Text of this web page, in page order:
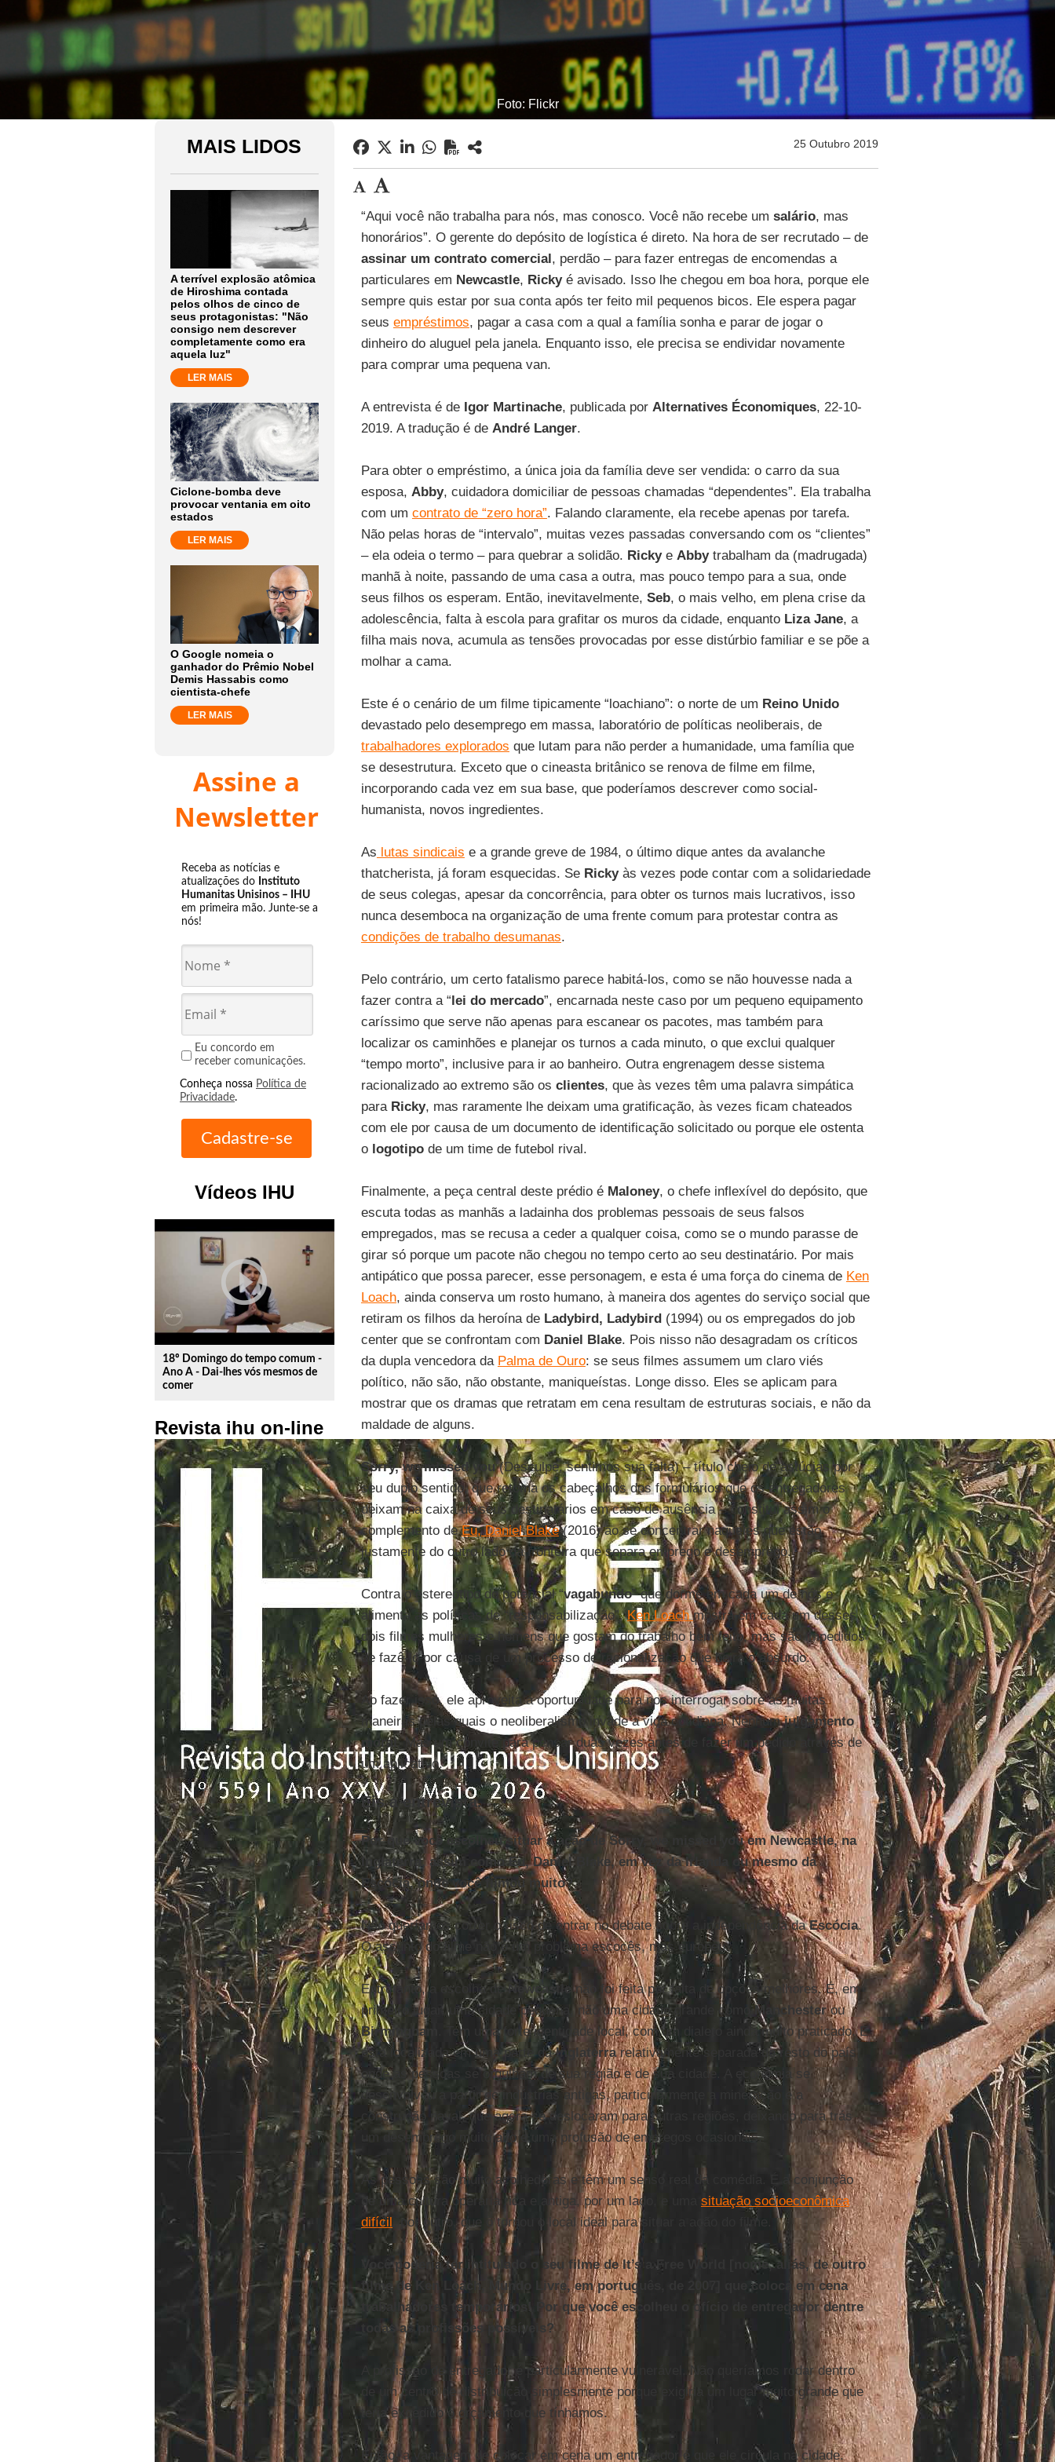
Foto: Flickr
MAIS LIDOS
A terrível explosão atômica
de Hiroshima contada
pelos olhos de cinco de
seus protagonistas: "Não
consigo nem descrever
completamente como era
aquela luz"
LER MAIS
Ciclone-bomba deve
provocar ventania em oito
estados
LER MAIS
O Google nomeia o
ganhador do Prêmio Nobel
Demis Hassabis como
cientista-chefe
LER MAIS
Assine a
Newsletter
Receba as notícias e
atualizações do Instituto
Humanitas Unisinos – IHU
em primeira mão. Junte-se a
nós!
Eu concordo em
receber comunicações.
Conheça nossa Política de
Privacidade.
Vídeos IHU
play_circle_outline
18º Domingo do tempo comum -
Ano A - Dai-lhes vós mesmos de
comer
Revista ihu on-line
25 Outubro 2019
“Aqui você não trabalha para nós, mas conosco. Você não recebe um salário, mas
honorários”. O gerente do depósito de logística é direto. Na hora de ser recrutado – de
assinar um contrato comercial, perdão – para fazer entregas de encomendas a
particulares em Newcastle, Rickyé avisado. Isso lhe chegou em boa hora, porque ele
sempre quis estar por sua conta após ter feito mil pequenos bicos. Ele espera pagar
seus empréstimos, pagar a casa com a qual a família sonha e parar de jogar o
dinheiro do aluguel pela janela. Enquanto isso, ele precisa se endividar novamente
para comprar uma pequena van.
A entrevista é de Igor Martinache, publicada por Alternatives Économiques, 22-10-
2019. A tradução é de André Langer.
Para obter o empréstimo, a única joia da família deve ser vendida: o carro da sua
esposa, Abby, cuidadora domiciliar de pessoas chamadas “dependentes”. Ela trabalha
com um contrato de “zero hora”. Falando claramente, ela recebe apenas por tarefa.
Não pelas horas de “intervalo”, muitas vezes passadas conversando com os “clientes”
– ela odeia o termo – para quebrar a solidão. Rickye Abbytrabalham da (madrugada)
manhã à noite, passando de uma casa a outra, mas pouco tempo para a sua, onde
seus filhos os esperam. Então, inevitavelmente, Seb, o mais velho, em plena crise da
adolescência, falta à escola para grafitar os muros da cidade, enquanto Liza Jane, a
filha mais nova, acumula as tensões provocadas por esse distúrbio familiar e se põe a
molhar a cama.
Este é o cenário de um filme tipicamente “loachiano”: o norte de um Reino Unido
devastado pelo desemprego em massa, laboratório de políticas neoliberais, de
trabalhadores explorados que lutam para não perder a humanidade, uma família que
se desestrutura. Exceto que o cineasta britânico se renova de filme em filme,
incorporando cada vez em sua base, que poderíamos descrever como social-
humanista, novos ingredientes.
As lutas sindicais e a grande greve de 1984, o último dique antes da avalanche
thatcherista, já foram esquecidas. Se Rickyàs vezes pode contar com a solidariedade
de seus colegas, apesar da concorrência, para obter os turnos mais lucrativos, isso
nunca desemboca na organização de uma frente comum para protestar contra as
condições de trabalho desumanas.
Pelo contrário, um certo fatalismo parece habitá-los, como se não houvesse nada a
fazer contra a “lei do mercado”, encarnada neste caso por um pequeno equipamento
caríssimo que serve não apenas para escanear os pacotes, mas também para
localizar os caminhões e planejar os turnos a cada minuto, o que exclui qualquer
“tempo morto”, inclusive para ir ao banheiro. Outra engrenagem desse sistema
racionalizado ao extremo são os clientes, que às vezes têm uma palavra simpática
para Ricky, mas raramente lhe deixam uma gratificação, às vezes ficam chateados
com ele por causa de um documento de identificação solicitado ou porque ele ostenta
ologotipode um time de futebol rival.
Finalmente, a peça central deste prédio é Maloney, o chefe inflexível do depósito, que
escuta todas as manhãs a ladainha dos problemas pessoais de seus falsos
empregados, mas se recusa a ceder a qualquer coisa, como se o mundo parasse de
girar só porque um pacote não chegou no tempo certo ao seu destinatário. Por mais
antipático que possa parecer, esse personagem, e esta é uma força do cinema de Ken
Loach, ainda conserva um rosto humano, à maneira dos agentes do serviço social que
retiram os filhos da heroína de Ladybird, Ladybird(1994) ou os empregados do job
center que se confrontam com Daniel Blake. Pois nisso não desagradam os críticos
da dupla vencedora da Palma de Ouro: se seus filmes assumem um claro viés
político, não são, não obstante, maniqueístas. Longe disso. Eles se aplicam para
mostrar que os dramas que retratam em cena resultam de estruturas sociais, e não da
maldade de alguns.
Sorry, we missed you(Desculpe, sentimos sua falta) – título cheio de astúcias por
seu duplo sentido, que retoma os cabeçalhos dos formulários que os entregadores
deixam na caixa de seus destinatários em caso de ausência – constitui assim o
complemento deEu, Daniel Blake(2016) ao se concentrar naqueles que estão
justamente do outro lado da fronteira que separa emprego e desemprego.
Contra o estereótipo do potencial “vagabundo” que dorme em cada um de nós e
alimenta as políticas de “responsabilização”,Ken Loachmostra em cada um desses
dois filmes mulheres e homens que gostam do trabalho bem feito, mas são impedidos
de fazê-lo por causa de um processo de racionalização que beira o absurdo.
Ao fazer isso, ele aproveita a oportunidade para nos interrogar sobre as muitas
maneiras pelas quais o neoliberalismo invade a vida cotidiana. Nenhumjulgamento
moral. Mas um convite para pensar duas vezes antes de fazer um pedido através de
um aplicativo.
Eis a entrevista.
Por que você escolheu situar a ação de Sorry, we missed you em Newcastle, na
Inglaterra, assim como Eu, Daniel Blake, em vez da Irlanda ou mesmo da
Escócia, onde você filmou muito?
Não queríamos correr o risco de entrar no debate sobre a independência daEscócia.
O assunto do filme não é um problema escocês, mas europeu.
Entretanto, a escolha deNewcastlenão foi feita por falta de opções melhores. É, em
primeiro lugar, uma cidade pequena, não uma cidade grande comoManchesterou
Birmingham
. Tem uma forte identidade local, com um dialeto ainda muito praticado. E
está localizada em uma parte daInglaterrarelativamente separada do resto do país,
onde as pessoas se orgulham de sua região e de sua cidade. A economia se
desenvolveu a partir de indústrias antigas, particularmente a mineração e a
construção naval, que agora se deslocaram para outras regiões, deixando para trás
um desemprego muito alto e uma profusão de empregos ocasionais.
As pessoas são muito acolhedoras e têm um senso real da comédia. É a conjunção
de uma cultura operária rica e antiga, por um lado, e uma situação socioeconômica
difícil , por outro, que o tornou o local ideal para situar a ação do filme.
Você poderia ter intitulado o seu filme de It’s a Free World [nome, aliás, de outro
filme de Ken Loach, Mundo Livre, em português, de 2007] que coloca em cena
trabalhadores temporários! Por que você escolheu o ofício de entregador dentre
todas as profissões possíveis?
A profissão de entregador é particularmente vulnerável. Não queríamos rodar dentro
de um centro de distribuição simplesmente porque exigiria um lugar muito grande que
teria excedido o orçamento que tínhamos.
Então, a vantagem de colocar em cena um entregador é que ele circula na cidade.